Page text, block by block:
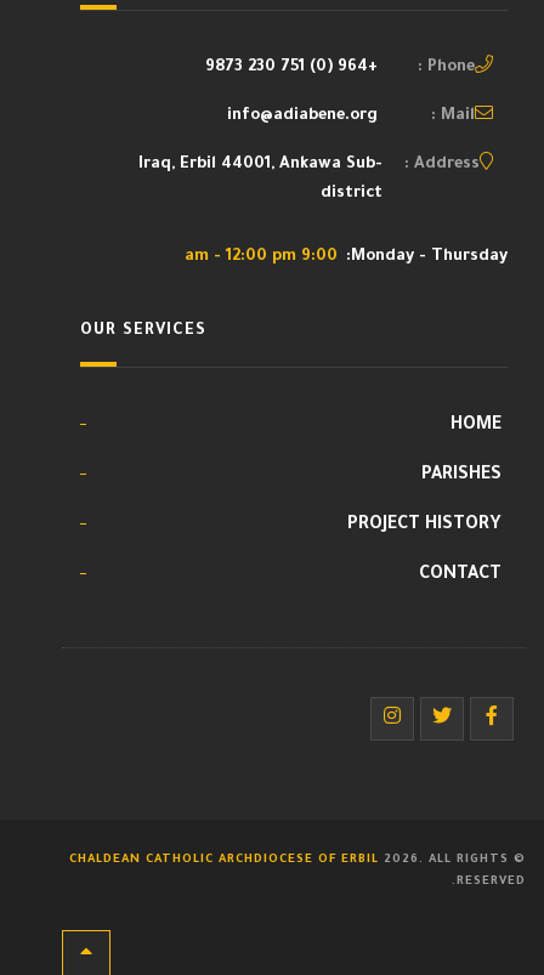
Phone :
+964 (0) 751 230 9873
Mail :
info@adiabene.org
Address :
Iraq, Erbil 44001, Ankawa Sub-
district
Monday - Thursday:
9:00 am - 12:00 pm
OUR SERVICES
HOME
PARISHES
PROJECT HISTORY
CONTACT
©
CHALDEAN CATHOLIC ARCHDIOCESE OF ERBIL 2026. ALL RIGHTS
RESERVED.